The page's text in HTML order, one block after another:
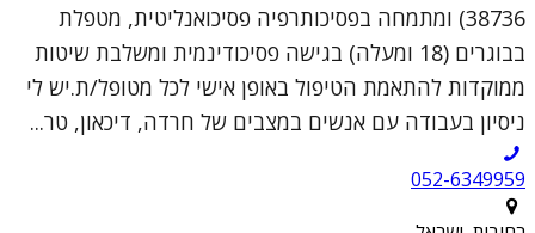
38736) ומתמחה בפסיכותרפיה פסיכואנליטית, מטפלת
בבוגרים (18 ומעלה) בגישה פסיכודינמית ומשלבת שיטות
ממוקדות להתאמת הטיפול באופן אישי לכל מטופל/ת.יש לי
ניסיון בעבודה עם אנשים במצבים של חרדה, דיכאון, טר...
052-6349959